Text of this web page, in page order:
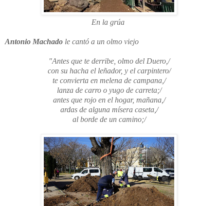
En la grúa
Antonio Machado le cantó a un olmo viejo
"Antes que te derribe, olmo del Duero,/
con su hacha el leñador, y el carpintero/
te convierta en melena de campana,/
lanza de carro o yugo de carreta;/
antes que rojo en el hogar, mañana,/
ardas de alguna mísera caseta,/
al borde de un camino;/